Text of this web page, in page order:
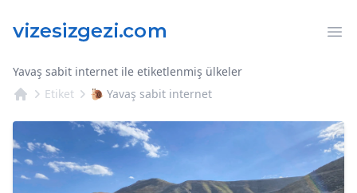
Yavaş sabit internet ile etiketlenmiş ülkeler
Etiket
🐌 Yavaş sabit internet